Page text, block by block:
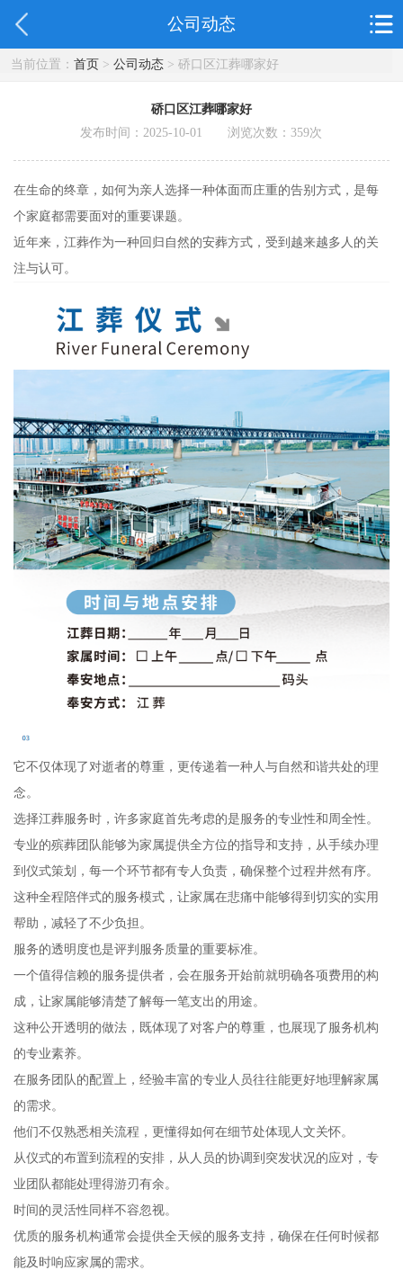
公司动态
当前位置： 首页> 公司动态> 硚口区江葬哪家好
硚口区江葬哪家好
发布时间：2025-10-01 浏览次数：359次
在生命的终章，如何为亲人选择一种体面而庄重的告别方式，是每
个家庭都需要面对的重要课题。
近年来，江葬作为一种回归自然的安葬方式，受到越来越多人的关
注与认可。
它不仅体现了对逝者的尊重，更传递着一种人与自然和谐共处的理
念。
选择江葬服务时，许多家庭首先考虑的是服务的专业性和周全性。
专业的殡葬团队能够为家属提供全方位的指导和支持，从手续办理
到仪式策划，每一个环节都有专人负责，确保整个过程井然有序。
这种全程陪伴式的服务模式，让家属在悲痛中能够得到切实的实用
帮助，减轻了不少负担。
服务的透明度也是评判服务质量的重要标准。
一个值得信赖的服务提供者，会在服务开始前就明确各项费用的构
成，让家属能够清楚了解每一笔支出的用途。
这种公开透明的做法，既体现了对客户的尊重，也展现了服务机构
的专业素养。
在服务团队的配置上，经验丰富的专业人员往往能更好地理解家属
的需求。
他们不仅熟悉相关流程，更懂得如何在细节处体现人文关怀。
从仪式的布置到流程的安排，从人员的协调到突发状况的应对，专
业团队都能处理得游刃有余。
时间的灵活性同样不容忽视。
优质的服务机构通常会提供全天候的服务支持，确保在任何时候都
能及时响应家属的需求。